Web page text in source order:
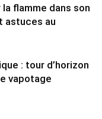
flamme dans son
astuces au
: tour d’horizon
vapotage